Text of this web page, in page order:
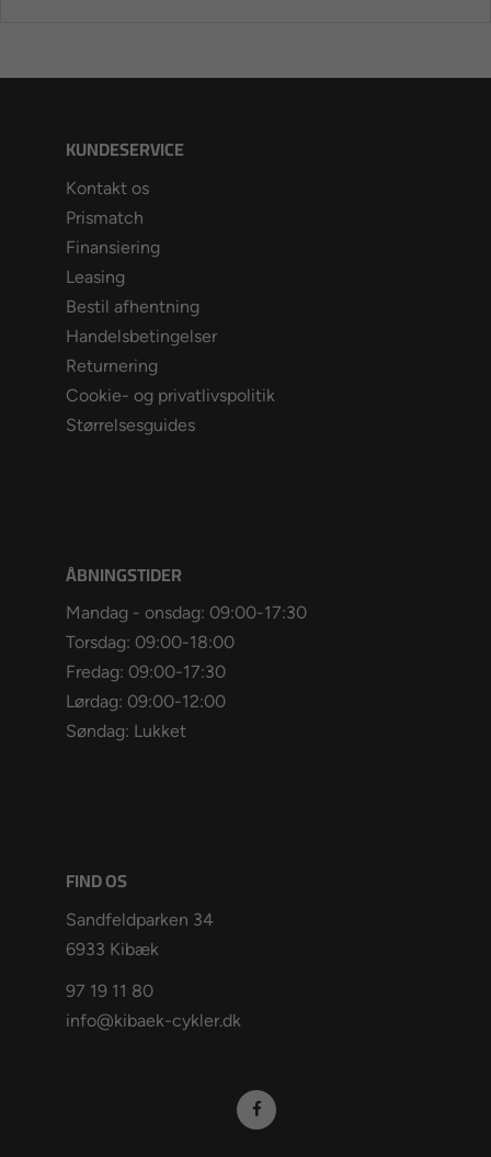
KUNDESERVICE
Kontakt os
Prismatch
Finansiering
Leasing
Bestil afhentning
Handelsbetingelser
Returnering
Cookie- og privatlivspolitik
Størrelsesguides
ÅBNINGSTIDER
Mandag - onsdag: 09:00-17:30
Torsdag: 09:00-18:00
Fredag: 09:00-17:30
Lørdag: 09:00-12:00
Søndag: Lukket
FIND OS
Sandfeldparken 34
6933 Kibæk
97 19 11 80
info@kibaek-cykler.dk